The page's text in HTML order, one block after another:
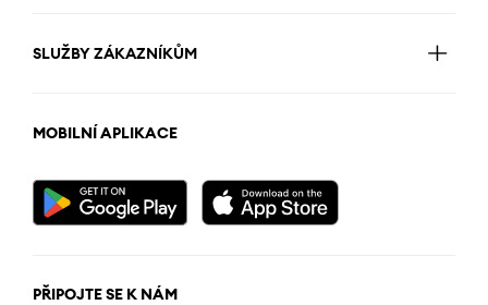
SLUŽBY ZÁKAZNÍKŮM
MOBILNÍ APLIKACE
PŘIPOJTE SE K NÁM